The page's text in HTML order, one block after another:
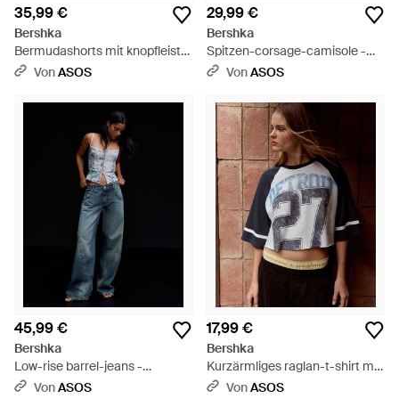
35,99 €
Bershka
Bermudashorts mit knopfleiste
und wickeloptik - Schwarz
VonASOS
29,99 €
Bershka
Spitzen-corsage-camisole -
Schwarz
VonASOS
45,99 €
Bershka
Low-rise barrel-jeans -
Schwarz
VonASOS
17,99 €
Bershka
Kurzärmliges raglan-t-shirt mit
print - Schwarz
VonASOS